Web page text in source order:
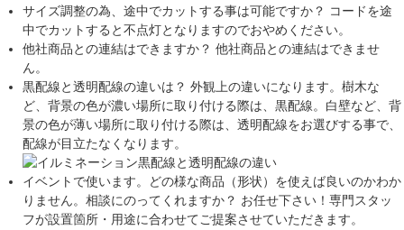
サイズ調整の為、途中でカットする事は可能ですか？ コードを途
中でカットすると不点灯となりますのでおやめください。
他社商品との連結はできますか？ 他社商品との連結はできませ
ん。
黒配線と透明配線の違いは？ 外観上の違いになります。樹木な
ど、背景の色が濃い場所に取り付ける際は、黒配線。白壁など、背
景の色が薄い場所に取り付ける際は、透明配線をお選びする事で、
配線が目立たなくなります。
イベントで使います。どの様な商品（形状）を使えば良いのかわか
りません。相談にのってくれますか？ お任せ下さい！専門スタッ
フが設置箇所・用途に合わせてご提案させていただきます。